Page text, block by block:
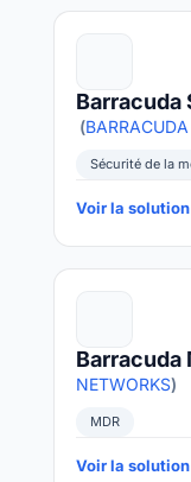
Barracuda
(
Sécurité de la
Voir la solution
Barracuda
NETWORKS)
MDR
Voir la solution